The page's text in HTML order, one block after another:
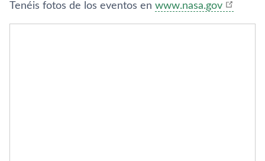
Tenéis fotos de los eventos en www.nasa.gov